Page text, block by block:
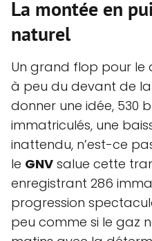
La montée en
naturel
Un grand flop pour le
à peu du devant de la
donner une idée, 530
immatriculés, une
inattendu, n’est-ce
le GNV salue cette
enregistrant 286
progression
peu comme si le gaz